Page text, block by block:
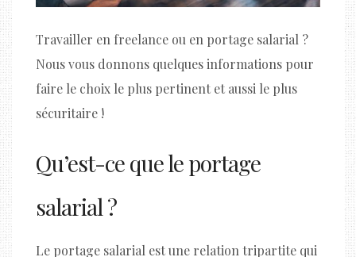
Travailler en freelance ou en portage salarial ?
Nous vous donnons quelques informations pour
faire le choix le plus pertinent et aussi le plus
sécuritaire !
Qu’est-ce que le portage
salarial ?
Le portage salarial est une relation tripartite qui